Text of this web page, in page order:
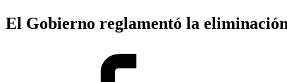
El Gobierno reglamentó la